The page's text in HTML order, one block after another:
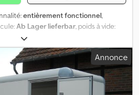
entièrement fonctionnel,
Ab Lager lieferbar, poids à vide:
charge:2 280 kg
essieux, première immatriculation:
(TÜV):03/2026, longueur de
3 015 mm
, largeur de l’espace de
de l'espace de chargement:
, Année de
Annonce